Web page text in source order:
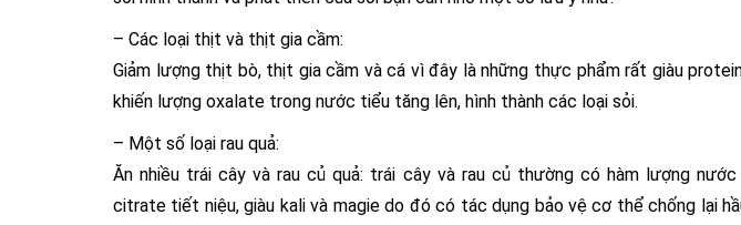
– Các loại thịt và thịt gia cầm:
Giảm lượng thịt bò, thịt gia cầm và cá vì đây là những thực phẩm rất giàu
khiến lượng oxalate trong nước tiểu tăng lên, hình thành các loại sỏi.
– Một số loại rau quả:
Ăn nhiều trái cây và rau củ quả: trái cây và rau củ thường có hàm lượng
citrate tiết niệu, giàu kali và magie do đó có tác dụng bảo vệ cơ thể chống lại